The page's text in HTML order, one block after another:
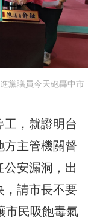
黨議員今天砲轟中市
工，就證明台
方主管機關督
安漏洞，出
，請市長不要
市民吸飽毒氣